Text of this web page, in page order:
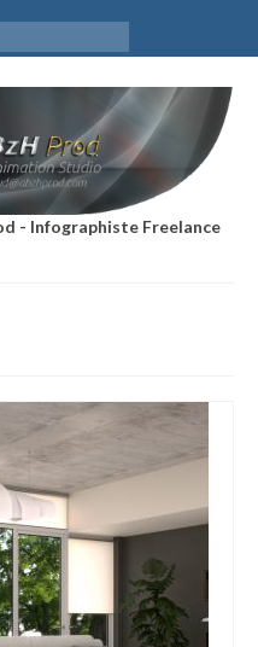
- Infographiste Freelance